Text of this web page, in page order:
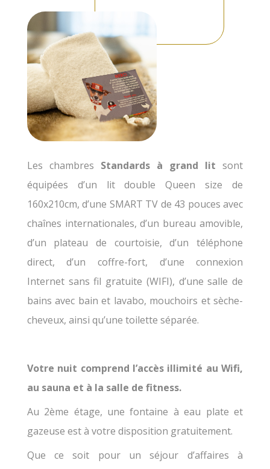
Les chambres Standards à grand lit sont
équipées d’un lit double Queen size de
160x210cm, d’une SMART TV de 43 pouces avec
chaînes internationales, d’un bureau amovible,
d’un plateau de courtoisie, d’un téléphone
direct, d’un coffre-fort, d’une connexion
Internet sans fil gratuite (WIFI), d’une salle de
bains avec bain et lavabo, mouchoirs et sèche-
cheveux, ainsi qu’une toilette séparée.
Votre nuit comprend l’accès illimité au Wifi,
au sauna et à la salle de fitness.
Au 2ème étage, une fontaine à eau plate et
gazeuse est à votre disposition gratuitement.
Que ce soit pour un séjour d’affaires à